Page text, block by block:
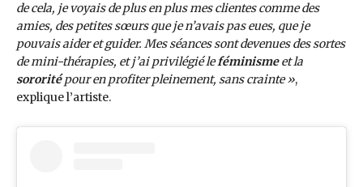
de cela, je voyais de plus en plus mes clientes comme des
amies, des petites sœurs que je n’avais pas eues, que je
pouvais aider et guider. Mes séances sont devenues des sortes
de mini-thérapies, et j’ai privilégié leféminismeet la
sororitépour en profiter pleinement, sans crainte »,
explique l’artiste.